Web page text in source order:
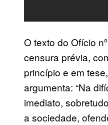
O texto do Ofício
censura prévia,
princípio e em
argumenta: “Na
imediato,
a sociedade,